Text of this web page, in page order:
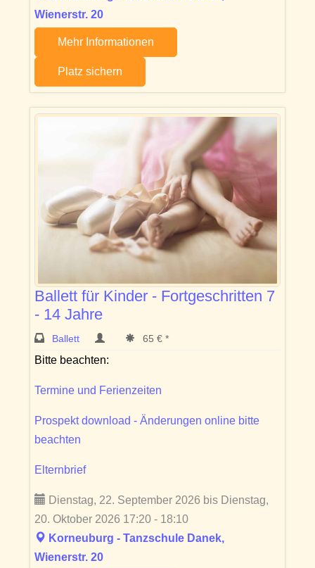
Wienerstr. 20
Mehr Informationen
Platz sichern
Ballett für Kinder - Fortgeschritten 7
- 14 Jahre
Ballett 65 € *
Bitte beachten:
Termine und Ferienzeiten
Prospekt download - Änderungen online bitte
beachten
Elternbrief
Dienstag, 22. September 2026 bis Dienstag,
20. Oktober 2026 17:20 - 18:10
Korneuburg - Tanzschule Danek,
Wienerstr. 20